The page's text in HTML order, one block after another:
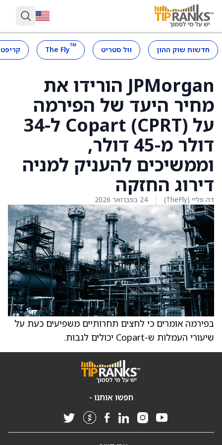
חדשות שוק ההון וול סטריט ™
The Fly
JPMorgan הורידו את
מחיר היעד של הפירמה
על Copart (CPRT) ל-34
דולר מ-45 דולר,
וממשיכים להעניק למניה
דירוג החזקה
דה פליי (TheFly) 24 בפברואר 2026
בפירמה אומרים כי לחצים תחרותיים משפיעים כעת על
שיעורי העמלות ש-Copart יכולים לגבות.
חפשו אותנו -